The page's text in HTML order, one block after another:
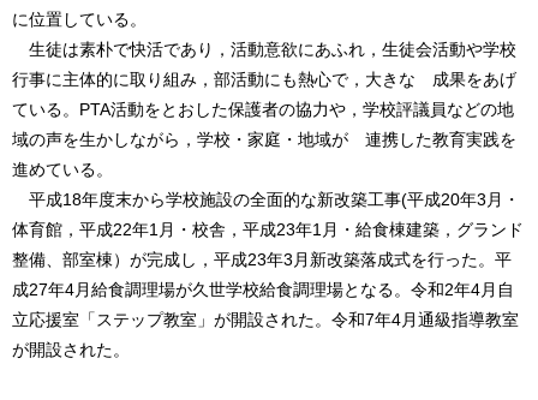
に位置している。
生徒は素朴で快活であり，活動意欲にあふれ，生徒会活動や学校
行事に主体的に取り組み，部活動にも熱心で，大きな 成果をあげ
ている。PTA活動をとおした保護者の協力や，学校評議員などの地
域の声を生かしながら，学校・家庭・地域が 連携した教育実践を
進めている。
平成18年度末から学校施設の全面的な新改築工事(平成20年3月・
体育館，平成22年1月・校舎，平成23年1月・給食棟建築，グランド
整備、部室棟）が完成し，平成23年3月新改築落成式を行った。平
成27年4月給食調理場が久世学校給食調理場となる。令和2年4月自
立応援室「ステップ教室」が開設された。令和7年4月通級指導教室
が開設された。